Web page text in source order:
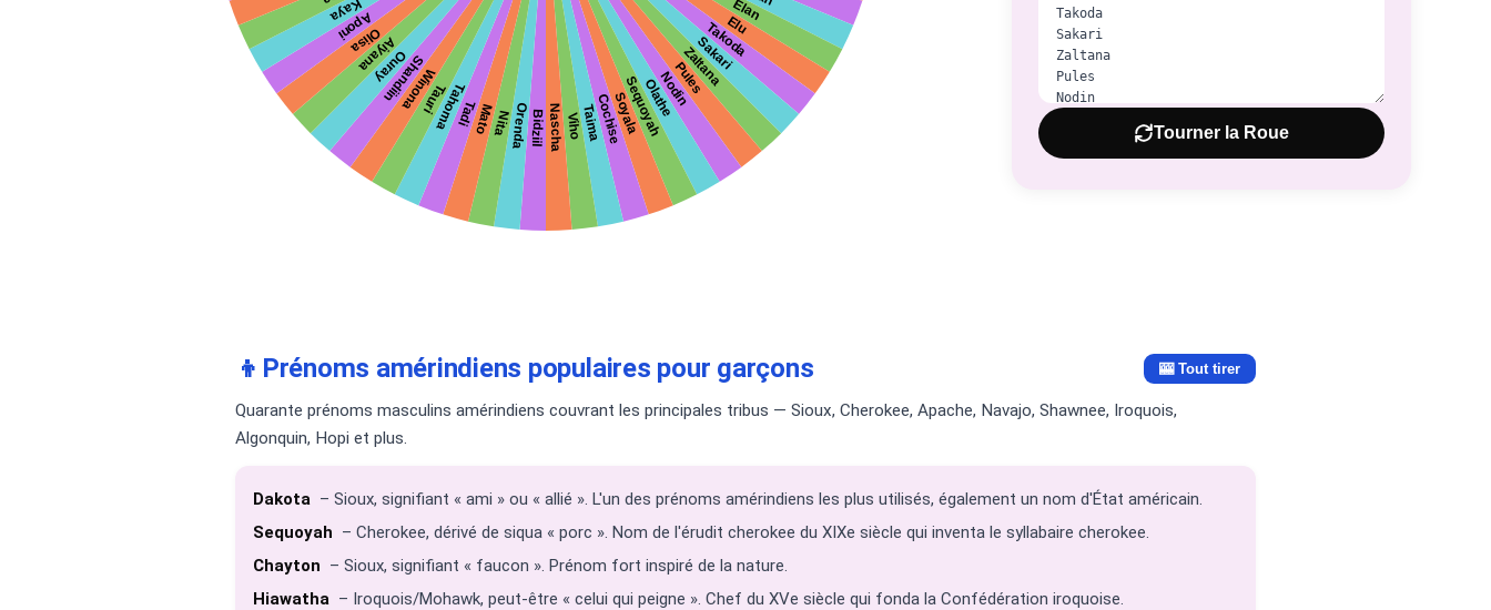
Tourner la Roue
👦 Prénoms amérindiens populaires pour garçons 🎰 Tout tirer
Quarante prénoms masculins amérindiens couvrant les principales tribus — Sioux, Cherokee, Apache, Navajo, Shawnee, Iroquois,
Algonquin, Hopi et plus.
Dakota – Sioux, signifiant « ami » ou « allié ». L'un des prénoms amérindiens les plus utilisés, également un nom d'État américain.
Sequoyah – Cherokee, dérivé de siqua « porc ». Nom de l'érudit cherokee du XIXe siècle qui inventa le syllabaire cherokee.
Chayton – Sioux, signifiant « faucon ». Prénom fort inspiré de la nature.
Hiawatha – Iroquois/Mohawk, peut-être « celui qui peigne ». Chef du XVe siècle qui fonda la Confédération iroquoise.